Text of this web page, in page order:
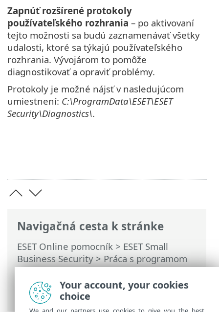
Navigačná cesta k stránke
ESET Online pomocník > ESET Small
Business Security>Práca s programom
ESET Small Business Security>Rozšírené
nastavenia> Riešenie problémov >
Diagnostika
Zapnúť rozšírené protokoly
používateľského rozhrania – po aktivovaní
tejto možnosti sa budú zaznamenávať všetky
udalosti, ktoré sa týkajú používateľského
rozhrania. Vývojárom to pomôže
diagnostikovať a opraviť problémy.
Protokoly je možné nájsť v nasledujúcom
umiestnení: C:\ProgramData\ESET\ESET
Security\Diagnostics\.
Your account, your cookies
choice